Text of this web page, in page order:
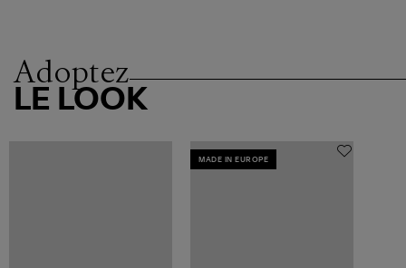
Adoptez
LE LOOK
MADE IN EUROPE